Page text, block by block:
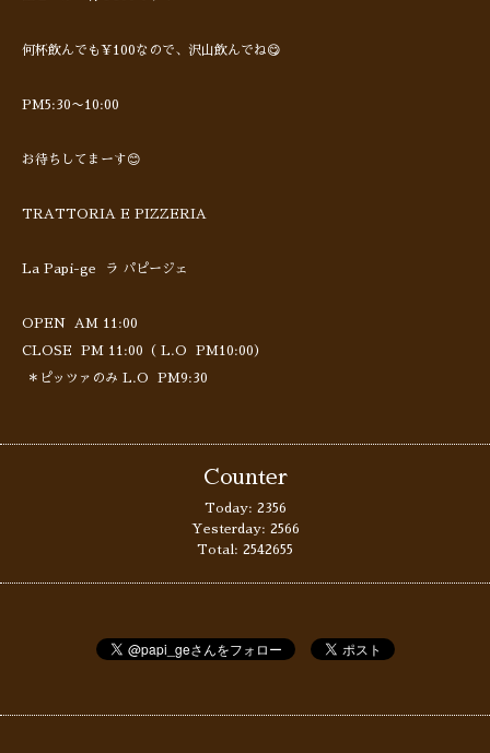
何杯飲んでも¥100なので、沢山飲んでね😋
PM5:30〜10:00
お待ちしてまーす😊
TRATTORIA E PIZZERIA
La Papi-ge ラ パピージェ
OPEN AM 11:00
CLOSE PM 11:00（ L.O PM10:00）
＊ピッツァのみ L.O PM9:30
Counter
Today: 2356
Yesterday: 2566
Total: 2542655